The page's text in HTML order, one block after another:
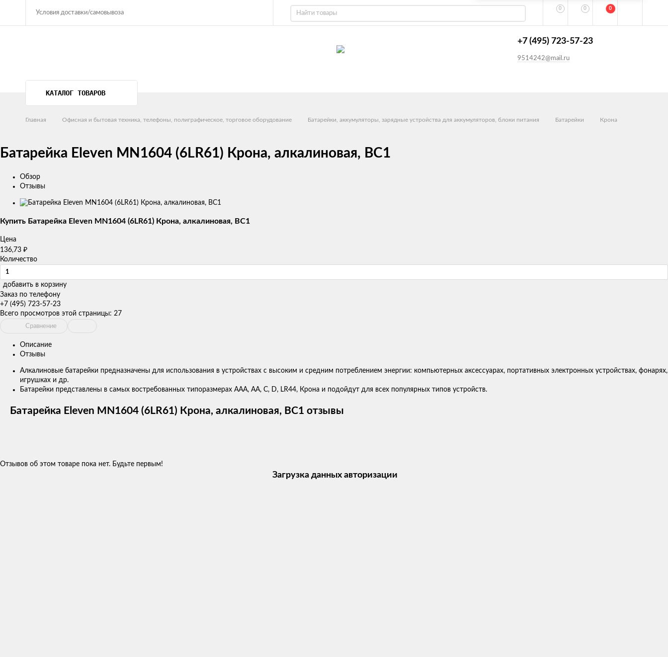
Условия доставки/самовывоза
0 0 0
+7 (495) 723-57-23
9514242@mail.ru
КАТАЛОГ ТОВАРОВ
Главная Офисная и бытовая техника, телефоны, полиграфическое, торговое оборудование Батарейки, аккумуляторы, зарядные устройства для аккумуляторов, блоки питания Батарейки Крона
Батарейка Eleven MN1604 (6LR61) Крона, алкалиновая, BC1
Обзор
Отзывы
Изображения
товаров
Купить Батарейка Eleven MN1604 (6LR61) Крона, алкалиновая, BC1
Цена
136,73 ₽
Количество
добавить в корзину
Заказ по телефону
+7 (495) 723-57-23
Всего просмотров этой страницы: 27
Сравнение
Описание
Отзывы
Алкалиновые батарейки предназначены для использования в устройствах с высоким и средним потреблением энергии: компьютерных аксессуарах, портативных электронных устройствах, фонарях,
игрушках и др.
Батарейки представлены в самых востребованных типоразмерах ААА, АА, C, D, LR44, Крона и подойдут для всех популярных типов устройств.
Батарейка Eleven MN1604 (6LR61) Крона, алкалиновая, BC1 отзывы
Отзывов об этом товаре пока нет. Будьте первым!
Загрузка данных авторизации